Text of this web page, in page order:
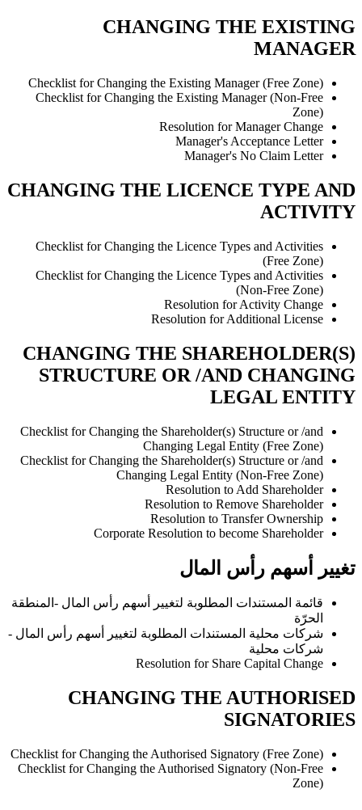
CHANGING THE EXISTING
MANAGER
Checklist for Changing the Existing Manager (Free Zone)
Checklist for Changing the Existing Manager (Non-Free
Zone)
Resolution for Manager Change
Manager's Acceptance Letter
Manager's No Claim Letter
CHANGING THE LICENCE TYPE AND
ACTIVITY
Checklist for Changing the Licence Types and Activities
(Free Zone)
Checklist for Changing the Licence Types and Activities
(Non-Free Zone)
Resolution for Activity Change
Resolution for Additional License
CHANGING THE SHAREHOLDER(S)
STRUCTURE OR /AND CHANGING
LEGAL ENTITY
Checklist for Changing the Shareholder(s) Structure or /and
Changing Legal Entity (Free Zone)
Checklist for Changing the Shareholder(s) Structure or /and
Changing Legal Entity (Non-Free Zone)
Resolution to Add Shareholder
Resolution to Remove Shareholder
Resolution to Transfer Ownership
Corporate Resolution to become Shareholder
تغيير أسهم رأس المال
قائمة المستندات المطلوبة لتغيير أسهم رأس المال -المنطقة
الحرّة
شركات محلية المستندات المطلوبة لتغيير أسهم رأس المال -
شركات محلية
Resolution for Share Capital Change
CHANGING THE AUTHORISED
SIGNATORIES
Checklist for Changing the Authorised Signatory (Free Zone)
Checklist for Changing the Authorised Signatory (Non-Free
Zone)